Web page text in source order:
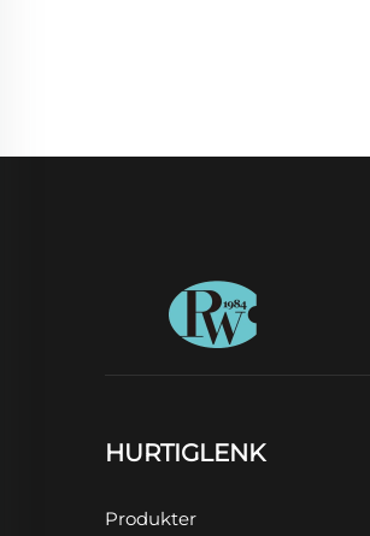
HURTIGLENK
Produkter